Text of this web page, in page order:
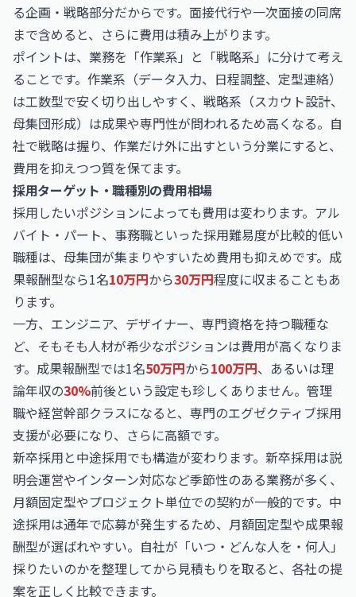
る企画・戦略部分だからです。面接代行や一次面接の同席
まで含めると、さらに費用は積み上がります。
ポイントは、業務を「作業系」と「戦略系」に分けて考え
ることです。作業系（データ入力、日程調整、定型連絡）
は工数型で安く切り出しやすく、戦略系（スカウト設計、
母集団形成）は成果や専門性が問われるため高くなる。自
社で戦略は握り、作業だけ外に出すという分業にすると、
費用を抑えつつ質を保てます。
採用ターゲット・職種別の費用相場
採用したいポジションによっても費用は変わります。アル
バイト・パート、事務職といった採用難易度が比較的低い
職種は、母集団が集まりやすいため費用も抑えめです。成
果報酬型なら1名10万円から30万円程度に収まることもあ
ります。
一方、エンジニア、デザイナー、専門資格を持つ職種な
ど、そもそも人材が希少なポジションは費用が高くなりま
す。成果報酬型では1名50万円から100万円、あるいは理
論年収の30%前後という設定も珍しくありません。管理
職や経営幹部クラスになると、専門のエグゼクティブ採用
支援が必要になり、さらに高額です。
新卒採用と中途採用でも構造が変わります。新卒採用は説
明会運営やインターン対応など季節性のある業務が多く、
月額固定型やプロジェクト単位での契約が一般的です。中
途採用は通年で応募が発生するため、月額固定型や成果報
酬型が選ばれやすい。自社が「いつ・どんな人を・何人」
採りたいのかを整理してから見積もりを取ると、各社の提
案を正しく比較できます。